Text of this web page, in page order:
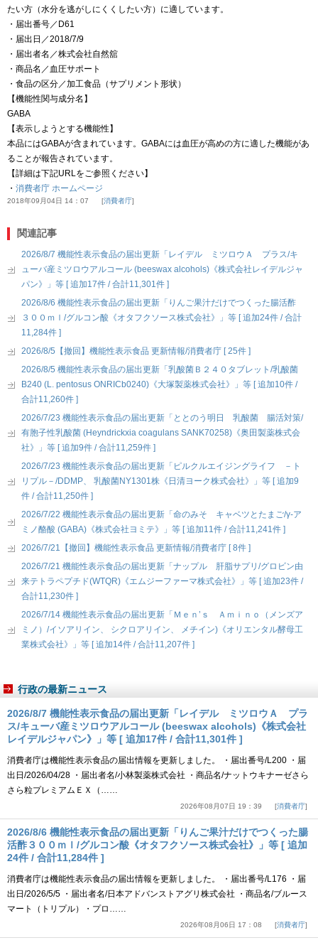
たい方（水分を逃がしにくくしたい方）に適しています。
・届出番号／D61
・届出日／2018/7/9
・届出者名／株式会社自然舘
・商品名／血圧サポート
・食品の区分／加工食品（サプリメント形状）
【機能性関与成分名】
GABA
【表示しようとする機能性】
本品にはGABAが含まれています。GABAには血圧が高めの方に適した機能があ
ることが報告されています。
【詳細は下記URLをご参照ください】
・ 消費者庁 ホームページ
2018年09月04日 14：07 消費者庁
関連記事
2026/8/7 機能性表示食品の届出更新「レイデル ミツロウＡ プラス/キ
ューバ産ミツロウアルコール (beeswax alcohols)《株式会社レイデルジャ
パン》」等 [ 追加17件 / 合計11,301件 ]
2026/8/6 機能性表示食品の届出更新「りんご果汁だけでつくった腸活酢
３００ｍｌ/グルコン酸《オタフクソース株式会社》」等 [ 追加24件 / 合計
11,284件 ]
2026/8/5【撤回】機能性表示食品 更新情報/消費者庁 [ 25件 ]
2026/8/5 機能性表示食品の届出更新「乳酸菌Ｂ２４０タブレット/乳酸菌
B240 (L. pentosus ONRICb0240)《大塚製薬株式会社》」等 [ 追加10件 /
合計11,260件 ]
2026/7/23 機能性表示食品の届出更新「ととのう明日 乳酸菌 腸活対策/
有胞子性乳酸菌 (Heyndrickxia coagulans SANK70258)《奥田製薬株式会
社》」等 [ 追加9件 / 合計11,259件 ]
2026/7/23 機能性表示食品の届出更新「ピルクルエイジングライフ －ト
リプル－/DDMP、 乳酸菌NY1301株《日清ヨーク株式会社》」等 [ 追加9
件 / 合計11,250件 ]
2026/7/22 機能性表示食品の届出更新「命のみそ キャベツとたまご/γ-ア
ミノ酪酸 (GABA)《株式会社ヨミテ》」等 [ 追加11件 / 合計11,241件 ]
2026/7/21【撤回】機能性表示食品 更新情報/消費者庁 [ 8件 ]
2026/7/21 機能性表示食品の届出更新「ナップル 肝脂サプリ/グロビン由
来テトラペプチド(WTQR)《エムジーファーマ株式会社》」等 [ 追加23件 /
合計11,230件 ]
2026/7/14 機能性表示食品の届出更新「Ｍｅｎ’ｓ Ａｍｉｎｏ（メンズア
ミノ）/イソアリイン、 シクロアリイン、 メチイン)《オリエンタル酵母工
業株式会社》」等 [ 追加14件 / 合計11,207件 ]
行政の最新ニュース
2026/8/7 機能性表示食品の届出更新「レイデル ミツロウＡ プラ
ス/キューバ産ミツロウアルコール (beeswax alcohols)《株式会社
レイデルジャパン》」等 [ 追加17件 / 合計11,301件 ]
消費者庁は機能性表示食品の届出情報を更新しました。 ・届出番号/L200 ・届
出日/2026/04/28 ・届出者名/小林製薬株式会社 ・商品名/ナットウキナーゼさら
さら粒プレミアムＥＸ（……
2026年08月07日 19：39 消費者庁
2026/8/6 機能性表示食品の届出更新「りんご果汁だけでつくった腸
活酢３００ｍｌ/グルコン酸《オタフクソース株式会社》」等 [ 追加
24件 / 合計11,284件 ]
消費者庁は機能性表示食品の届出情報を更新しました。 ・届出番号/L176 ・届
出日/2026/5/5 ・届出者名/日本アドバンストアグリ株式会社 ・商品名/ブルース
マート（トリプル）・プロ……
2026年08月06日 17：08 消費者庁